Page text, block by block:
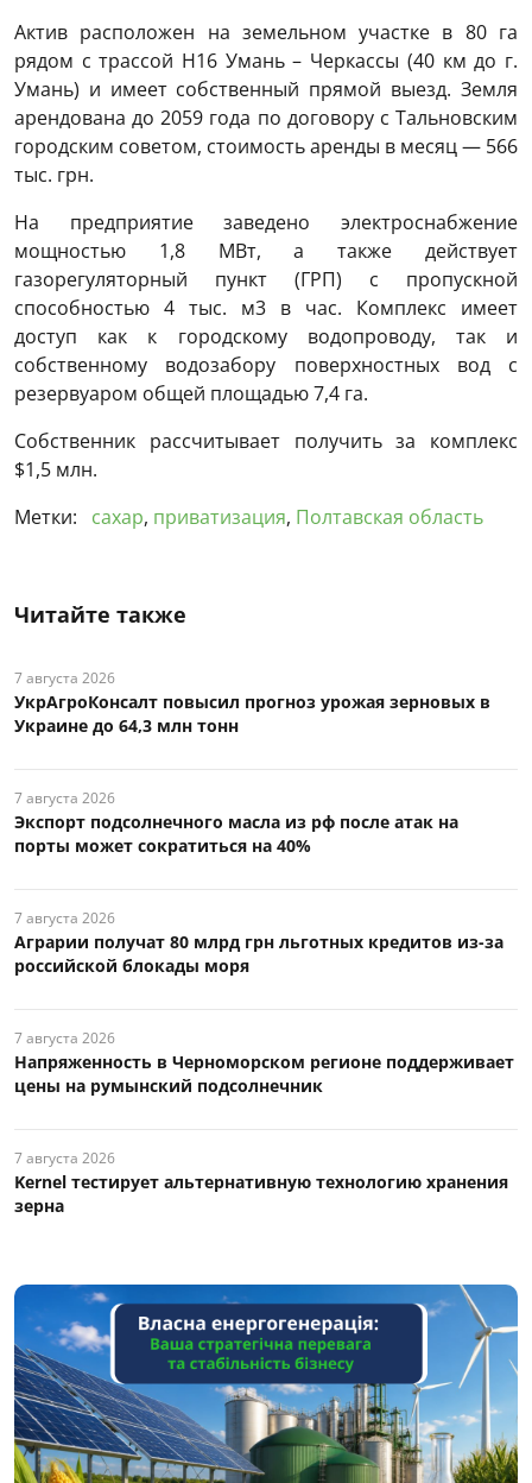
Актив расположен на земельном участке в 80 га
рядом с трассой Н16 Умань – Черкассы (40 км до г.
Умань) и имеет собственный прямой выезд. Земля
арендована до 2059 года по договору с Тальновским
городским советом, стоимость аренды в месяц — 566
тыс. грн.
На предприятие заведено электроснабжение
мощностью 1,8 МВт, а также действует
газорегуляторный пункт (ГРП) с пропускной
способностью 4 тыс. м3 в час. Комплекс имеет
доступ как к городскому водопроводу, так и
собственному водозабору поверхностных вод с
резервуаром общей площадью 7,4 га.
Собственник рассчитывает получить за комплекс
$1,5 млн.
Метки:
сахар, приватизация, Полтавская область
Читайте также
7 августа 2026
УкрАгроКонсалт повысил прогноз урожая зерновых в
Украине до 64,3 млн тонн
7 августа 2026
Экспорт подсолнечного масла из рф после атак на
порты может сократиться на 40%
7 августа 2026
Аграрии получат 80 млрд грн льготных кредитов из-за
российской блокады моря
7 августа 2026
Напряженность в Черноморском регионе поддерживает
цены на румынский подсолнечник
7 августа 2026
Kernel тестирует альтернативную технологию хранения
зерна